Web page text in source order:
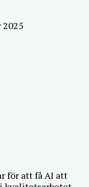
2025
för att få AI att